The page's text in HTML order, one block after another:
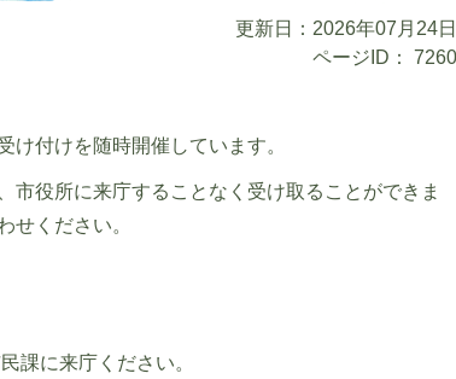
更新日：2026年07月24日
ページID：
7260
け付けを随時開催しています。
市役所に来庁することなく受け取ることができま
せください。
課に来庁ください。